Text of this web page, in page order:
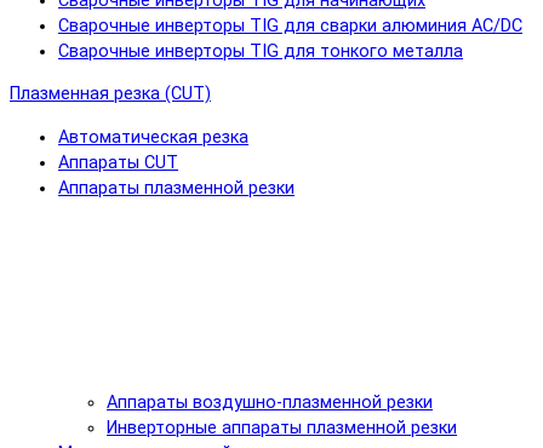
Сварочные инверторы TIG для сварки алюминия AC/DC
Сварочные инверторы TIG для тонкого металла
Плазменная резка (CUT)
Автоматическая резка
Аппараты CUT
Аппараты плазменной резки
Аппараты воздушно-плазменной резки
Инверторные аппараты плазменной резки